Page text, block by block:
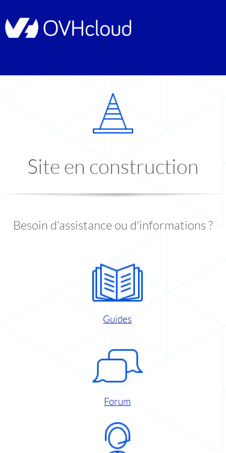
Site en construction
Besoin d'assistance ou d'informations ?
Guides
Forum